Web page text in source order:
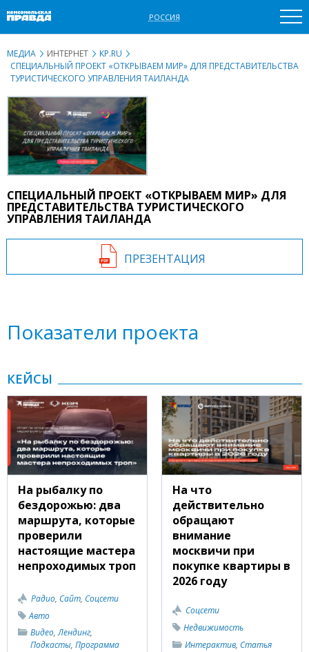
РОССИЯ
МЕДИА ИНТЕРНЕТ
KP.RU
СПЕЦИАЛЬНЫЙ ПРОЕКТ «ОТКРЫВАЕМ МИР» ДЛЯ ПРЕДСТАВИТЕЛЬСТВА
ТУРИСТИЧЕСКОГО УПРАВЛЕНИЯ ТАИЛАНДА
СПЕЦИАЛЬНЫЙ ПРОЕКТ «ОТКРЫВАЕМ МИР» ДЛЯ
ПРЕДСТАВИТЕЛЬСТВА ТУРИСТИЧЕСКОГО
УПРАВЛЕНИЯ ТАИЛАНДА
ПРЕЗЕНТАЦИЯ
Показатели проекта
КЕЙСЫ
На рыбалку по
бездорожью: два
маршрута, которые
проверили
настоящие мастера
непроходимых троп
Радио, Сайт, Соцсети
Авто
Видео,Лендинг,
Подкасты, Программа
На что
действительно
обращают
внимание
москвичи при
покупке квартиры в
2026 году
Соцсети
Недвижимость
Интерактив, Статья